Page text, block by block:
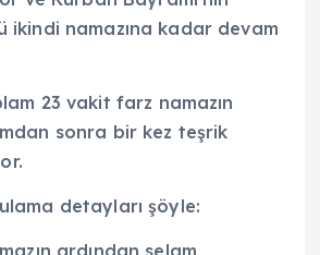
ikindi namazına kadar devam
23 vakit farz namazın
sonra bir kez teşrik
detayları şöyle: